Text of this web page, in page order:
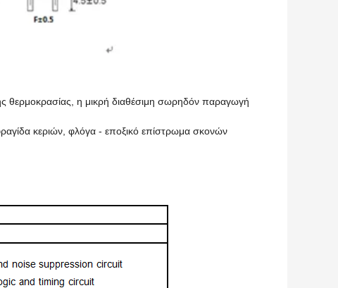
θερμοκρασίας, η μικρή διαθέσιμη σωρηδόν παραγωγή
κεριών, φλόγα - εποξικό επίστρωμα σκονών